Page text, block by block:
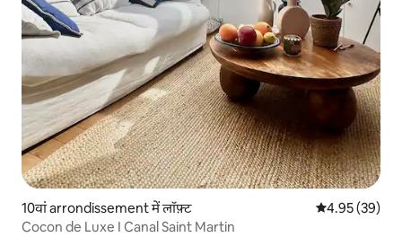
10वां arrondissement में लॉफ़्ट औसत रेटिंग 5 में
4.95 (39)
Cocon de Luxe I Canal Saint Martin